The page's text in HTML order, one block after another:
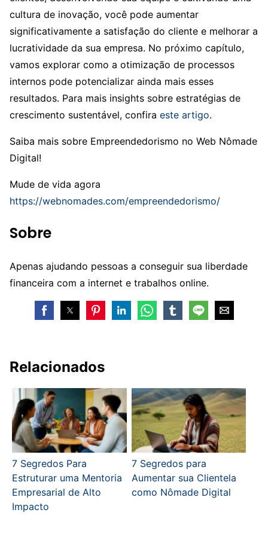
cultura de inovação, você pode aumentar
significativamente a satisfação do cliente e melhorar a
lucratividade da sua empresa. No próximo capítulo,
vamos explorar como a otimização de processos
internos pode potencializar ainda mais esses
resultados. Para mais insights sobre estratégias de
crescimento sustentável, confira este artigo.
Saiba mais sobre Empreendedorismo no Web Nômade
Digital!
Mude de vida agora
https://webnomades.com/empreendedorismo/
Sobre
Apenas ajudando pessoas a conseguir sua liberdade
financeira com a internet e trabalhos online.
Relacionados
7 Segredos Para
Estruturar uma Mentoria
Empresarial de Alto
Impacto
7 Segredos para
Aumentar sua Clientela
como Nômade Digital